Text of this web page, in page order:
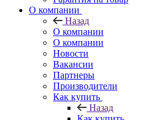
О компании
Назад
О компании
О компании
Новости
Вакансии
Партнеры
Производители
Как купить
Назад